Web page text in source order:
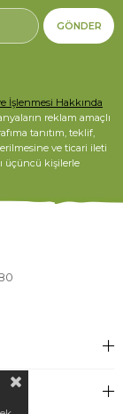
GÖNDER
İşlenmesi Hakkında
reklam amaçlı
tanıtım, teklif,
ve ticari ileti
üçüncü kişilerle